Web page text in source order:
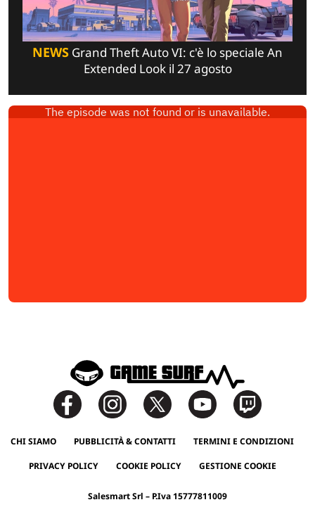
NEWS Grand Theft Auto VI: c'è lo speciale An
Extended Look il 27 agosto
CHI SIAMO PUBBLICITÀ & CONTATTI TERMINI E CONDIZIONI
PRIVACY POLICY COOKIE POLICY GESTIONE COOKIE
Salesmart Srl – P.Iva 15777811009